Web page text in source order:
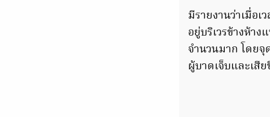
มีรายงานว่าเมื่อ
อยู่บริเวรข้างห้า
จำนวนมาก โดย
ผู้บาดเจ็บและเสี